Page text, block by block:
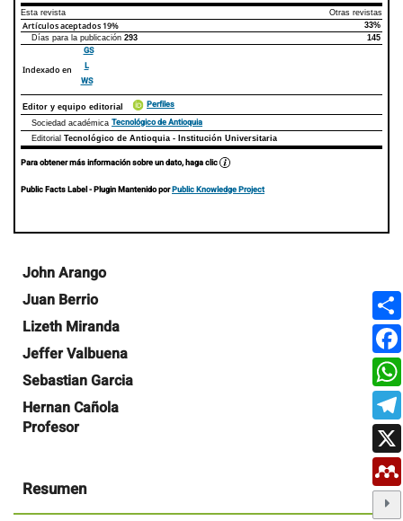
Esta revista
Otras revistas
Artículos aceptados 19%
33%
Días para la publicación 293 145
Indexado en
GS
L
WS
Editor y equipo editorial Perfiles
Sociedad académica Tecnológico de Antioquia
Editorial Tecnológico de Antioquia - Institución Universitaria
Para obtener más información sobre un dato, haga clic
Public Facts Label- Plugin Mantenido porPublic Knowledge Project
Contenido
del
artículo
John Arango
Juan Berrio
Lizeth Miranda
Jeffer Valbuena
Sebastian Garcia
Hernan Cañola
Profesor
Resumen